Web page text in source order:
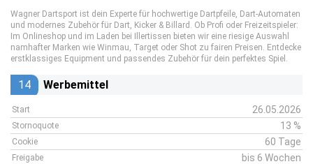
Wagner Dartsport ist dein Experte für hochwertige Dartpfeile, Dart-Automaten
und modernes Zubehör für Dart, Kicker & Billard. Ob Profi oder Freizeitspieler:
Im Onlineshop und im Laden bei Illertissen bieten wir eine riesige Auswahl
namhafter Marken wie Winmau, Target oder Shot zu fairen Preisen. Entdecke
erstklassiges Equipment und passendes Zubehör für dein perfektes Spiel.
14 Werbemittel
Start 26.05.2026
Stornoquote 13 %
Cookie 60 Tage
Freigabe bis 6 Wochen